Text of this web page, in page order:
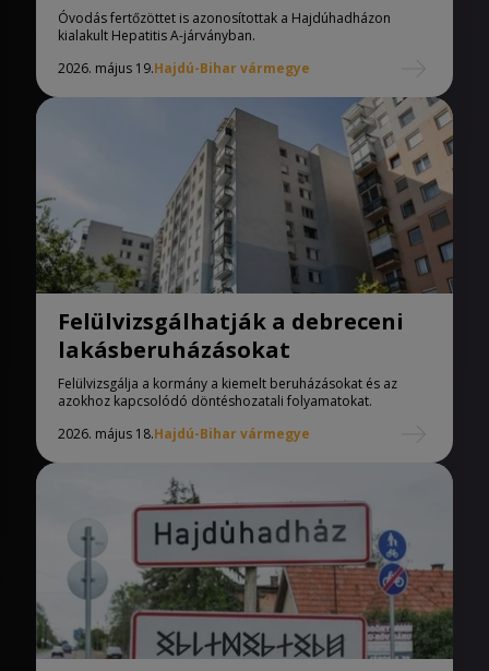
Óvodás fertőzöttet is azonosítottak a Hajdúhadházon
kialakult Hepatitis A-járványban.
2026. május 19.Hajdú-Bihar vármegye
Felülvizsgálhatják a debreceni
lakásberuházásokat
Felülvizsgálja a kormány a kiemelt beruházásokat és az
azokhoz kapcsolódó döntéshozatali folyamatokat.
2026. május 18.Hajdú-Bihar vármegye